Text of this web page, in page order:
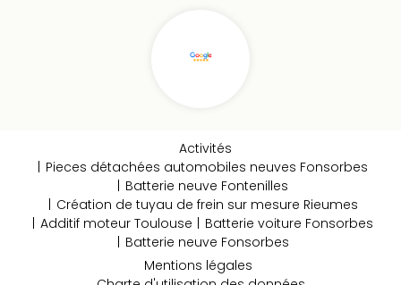
Activités
Pieces détachées automobiles neuves Fonsorbes
Batterie neuve Fontenilles
Création de tuyau de frein sur mesure Rieumes
Additif moteur Toulouse
Batterie voiture Fonsorbes
Batterie neuve Fonsorbes
Mentions légales